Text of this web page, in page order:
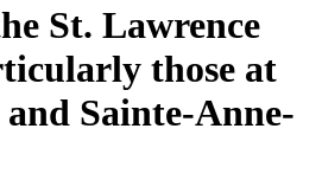
St. Lawrence
those at
Sainte-Anne-